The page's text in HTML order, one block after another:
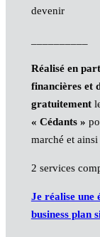
devenir
Réalisé en
financières et
gratuitement
« Cédants »
marché et
2 services
Je réalise une
business plan